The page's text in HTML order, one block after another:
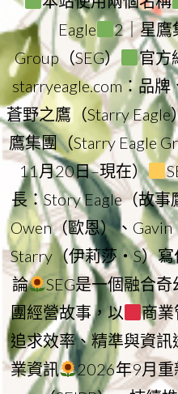
Eagle
2｜星鷹
Group（SEG）
官方
starryeagle.com：品
蒼野之鷹（Starry
鷹集團（Starry Eagle
11月20日–現在）
長：Story Eagle（故事
Owen（歐恩）、Gavin
Starry（伊莉莎・S）寫
論
SEG是一個融合
團經營故事，以
商
追求效率、精準與資訊
業資訊
2026年9月重